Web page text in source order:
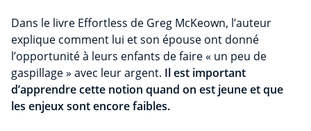
Dans le livre Effortless de Greg McKeown, l’auteur
explique comment lui et son épouse ont donné
l’opportunité à leurs enfants de faire « un peu de
gaspillage » avec leur argent. Il est important
d’apprendre cette notion quand on est jeune et que
les enjeux sont encore faibles.